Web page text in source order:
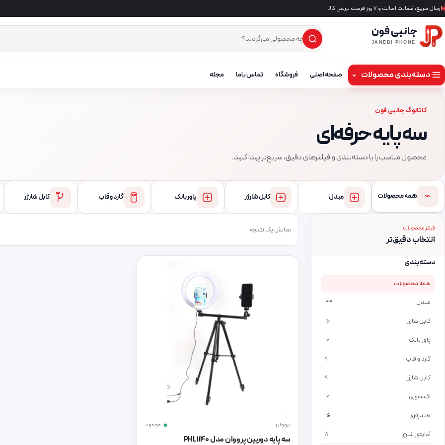
ارسال سریع، ضمانت اصالت و ۷ روز فرصت بررسی کالا
جانبی فون
JANEBI PHONE جست‌وجوی محصول
×
دسته‌بندی محصولات ⌄ صفحه اصلی فروشگاه تماس باما مجله
کاتالوگ جانبی فون
سه پایه حرفه‌ای
محصول مناسب را با دسته‌بندی و فیلترهای دقیق، سریع‌تر پیدا کنید.
⌁ همه محصولات مبدل کابل شارژر پاور بانک گارد و قاب کابل شارژر
فیلتر محصولات
انتخاب دقیق‌تر
دسته‌بندی
همه محصولات
مبدل 23
کابل شارژر 16
پاور بانک 10
گارد و قاب 9
کابل شارژر 9
اکسسوری 10
هندزفری 15
آداپتور شارژر 8
نمایش یک نتیجه
پرووان موجود
سه پایه دوربین پرووان مدل PHL1140